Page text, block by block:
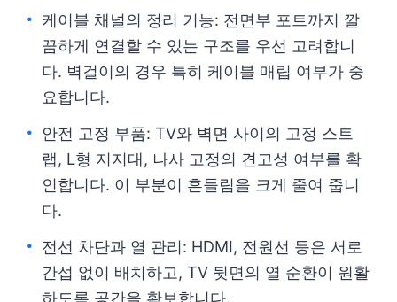
케이블 채널의 정리 기능: 전면부 포트까지 깔
끔하게 연결할 수 있는 구조를 우선 고려합니
다. 벽걸이의 경우 특히 케이블 매립 여부가 중
요합니다.
안전 고정 부품: TV와 벽면 사이의 고정 스트
랩, L형 지지대, 나사 고정의 견고성 여부를 확
인합니다. 이 부분이 흔들림을 크게 줄여 줍니
다.
전선 차단과 열 관리: HDMI, 전원선 등은 서로
간섭 없이 배치하고, TV 뒷면의 열 순환이 원활
하도록 공간을 확보합니다.